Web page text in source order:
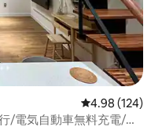
レビュー124
4.98 (124)
/電気自動車無料充電/バ